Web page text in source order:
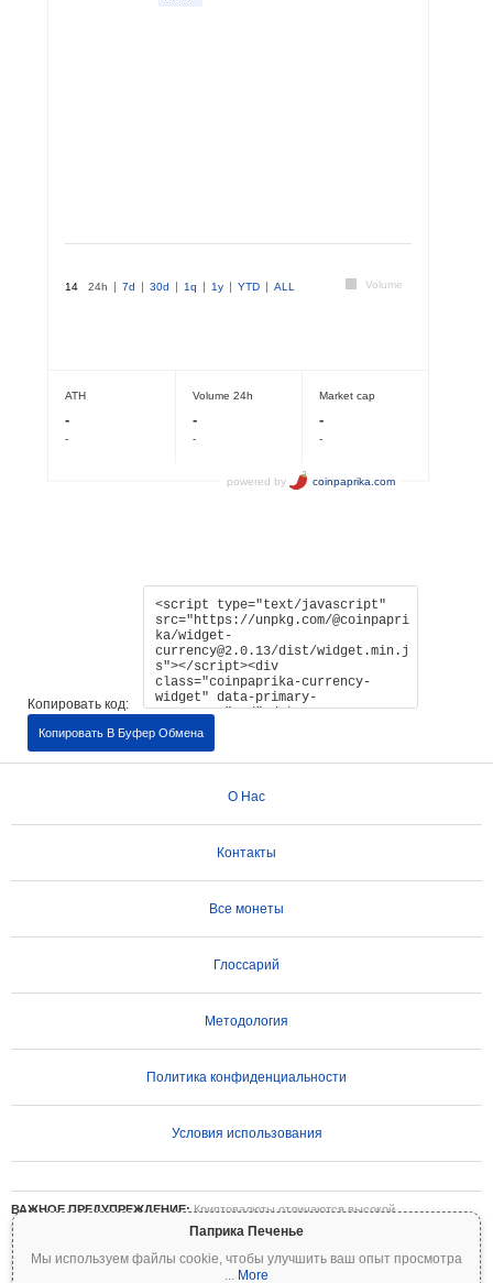
Паприка Печенье
Мы используем файлы cookie, чтобы улучшить ваш опыт просмотра
... More
Копировать код:
Копировать В Буфер Обмена
О Нас
Контакты
Все монеты
Глоссарий
Методология
Политика конфиденциальности
Условия использования
ВАЖНОЕ ПРЕДУПРЕЖДЕНИЕ:Криптовалюты отличаются высокой
волатильностью и сопряжены со значительными рисками. Вы можете потерять
часть или все свои инвестиции. Вся информация на Coinpaprika предоставляется
исключительно в информационных целях и не является финансовой или
инвестиционной рекомендацией. Всегда проводите собственное исследование